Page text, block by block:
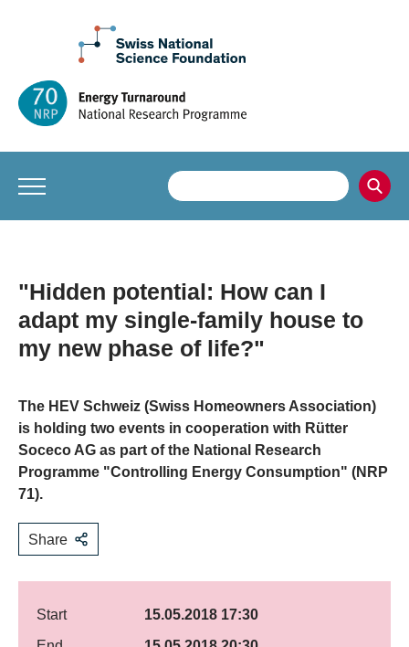
"Hidden potential: How can I
adapt my single-family house to
my new phase of life?"
The HEV Schweiz (Swiss Homeowners Association)
is holding two events in cooperation with Rütter
Soceco AG as part of the National Research
Programme "Controlling Energy Consumption" (NRP
71).
Share
Start
15.05.2018 17:30